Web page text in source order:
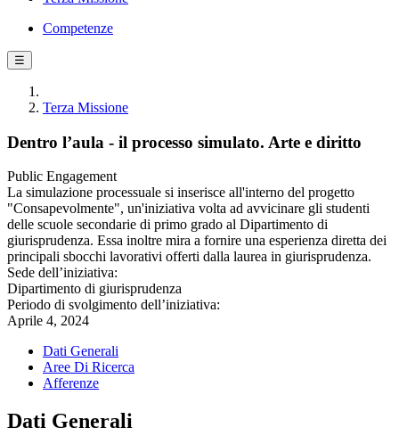
Competenze
☰
Terza Missione
Dentro l’aula - il processo simulato. Arte e diritto
Public Engagement
La simulazione processuale si inserisce all'interno del progetto
"Consapevolmente", un'iniziativa volta ad avvicinare gli studenti
delle scuole secondarie di primo grado al Dipartimento di
giurisprudenza. Essa inoltre mira a fornire una esperienza diretta dei
principali sbocchi lavorativi offerti dalla laurea in giurisprudenza.
Sede dell’iniziativa:
Dipartimento di giurisprudenza
Periodo di svolgimento dell’iniziativa:
Aprile 4, 2024
Dati Generali
Aree Di Ricerca
Afferenze
Dati Generali